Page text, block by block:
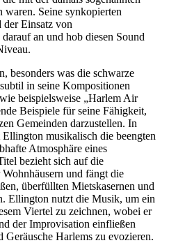
waren. Seine synkopierten
Einsatz von
an und hob diesen Sound
besonders was die schwarze
in seine Kompositionen
beispielsweise „Harlem Air
Beispiele für seine Fähigkeit,
Gemeinden darzustellen. In
musikalisch die beengten
Atmosphäre eines
bezieht sich auf die
und fängt die
überfüllten Mietskasernen und
Ellington nutzt die Musik, um ein
Viertel zu zeichnen, wobei er
der Improvisation einfließen
Geräusche Harlems zu evozieren.